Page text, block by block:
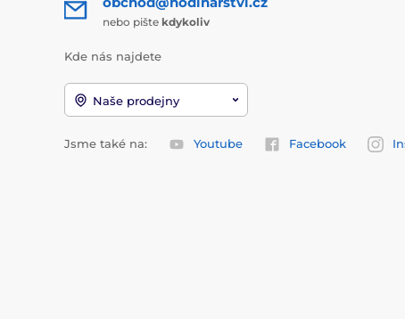
nebo pište kdykoliv
Kde nás najdete
Naše prodejny
Jsme také na: Youtube Facebook